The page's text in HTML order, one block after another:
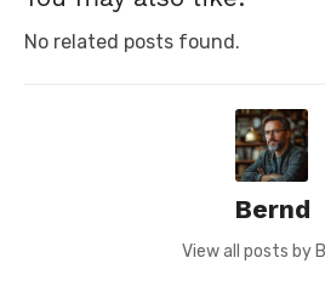
No related posts found.
Bernd
View all posts by